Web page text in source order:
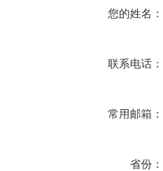
您的姓名：
联系电话：
常用邮箱：
省份：